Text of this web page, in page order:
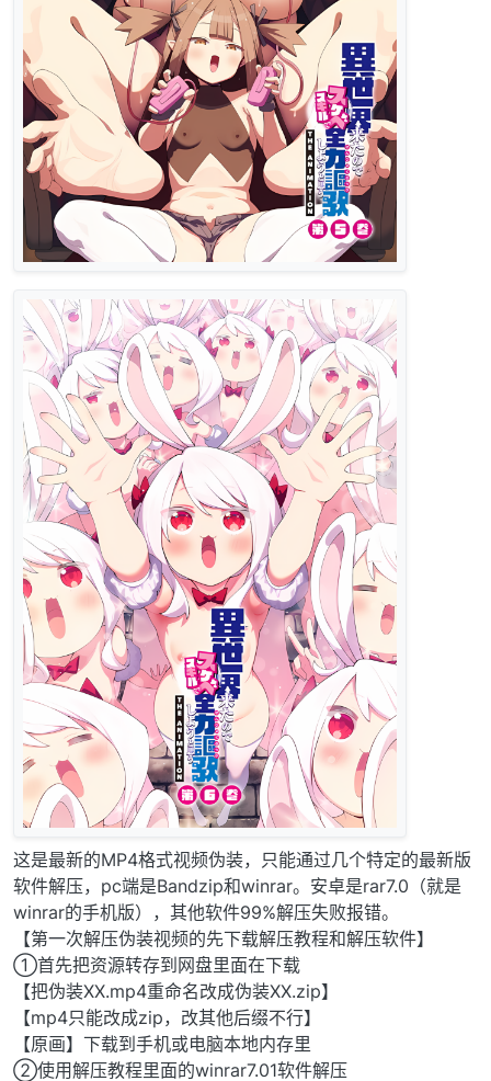
这是最新的MP4格式视频伪装，只能通过几个特定的最新版
软件解压，pc端是Bandzip和winrar。安卓是rar7.0（就是
winrar的手机版），其他软件99%解压失败报错。
【第一次解压伪装视频的先下载解压教程和解压软件】
①首先把资源转存到网盘里面在下载
【把伪装XX.mp4重命名改成伪装XX.zip】
【mp4只能改成zip，改其他后缀不行】
【原画】下载到手机或电脑本地内存里
②使用解压教程里面的winrar7.01软件解压